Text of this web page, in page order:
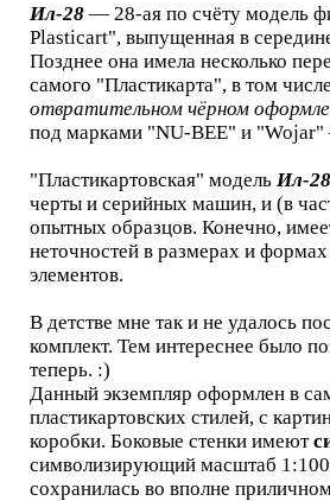
Ил-28— 28-ая по счёту модель
Plasticart", выпущенная в
Позднее она имела несколько
самого "Пластикарта", в том
отвратительном чёрном
под марками "NU-BEE" и
"Пластикартовская" модель Ил-28
черты и серийных машин, и (в
опытных образцов. Конечно,
неточностей в размерах и
элементов.
В детстве мне так и не удалось
комплект. Тем интереснее было
теперь. :)
Данный экземпляр оформлен в
пластикартовских стилей, с
коробки. Боковые стенки имеют
символизирующий масштаб
сохранилась во вполне